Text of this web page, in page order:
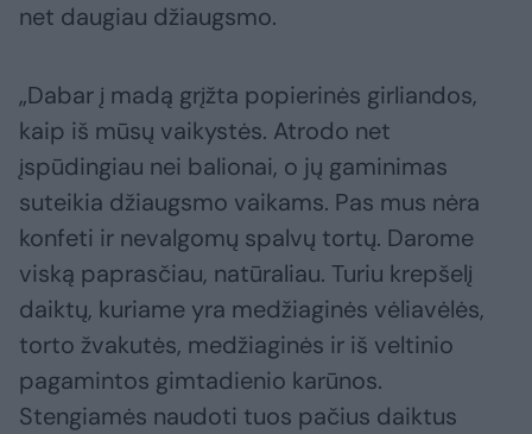
net daugiau džiaugsmo.
„Dabar į madą grįžta popierinės girliandos,
kaip iš mūsų vaikystės. Atrodo net
įspūdingiau nei balionai, o jų gaminimas
suteikia džiaugsmo vaikams. Pas mus nėra
konfeti ir nevalgomų spalvų tortų. Darome
viską paprasčiau, natūraliau. Turiu krepšelį
daiktų, kuriame yra medžiaginės vėliavėlės,
torto žvakutės, medžiaginės ir iš veltinio
pagamintos gimtadienio karūnos.
Stengiamės naudoti tuos pačius daiktus